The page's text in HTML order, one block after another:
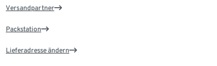
Versandpartner
Packstation
Lieferadresse ändern